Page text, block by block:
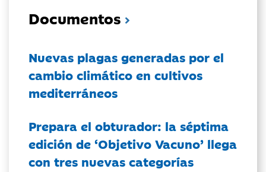
Documentos
Nuevas plagas generadas por el
cambio climático en cultivos
mediterráneos
Prepara el obturador: la séptima
edición de ‘Objetivo Vacuno’ llega
con tres nuevas categorías